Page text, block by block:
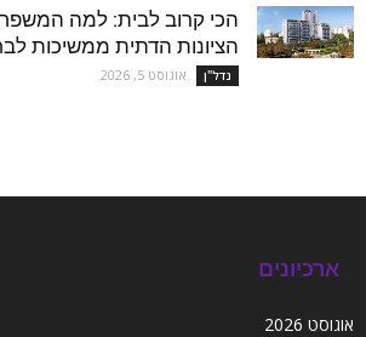
הכי קרוב לבית: למה
הציונות הדתית ממשיכות
נדל''ן אוגוסט 5, 2026
ארכיונים
אוגוסט 2026